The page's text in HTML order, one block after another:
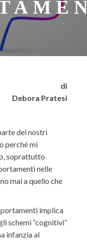
di
Debora Pratesi
dei nostri
perché mi
soprattutto
nelle
mai a quello che
implica
schemi “cognitivi”
infanzia al